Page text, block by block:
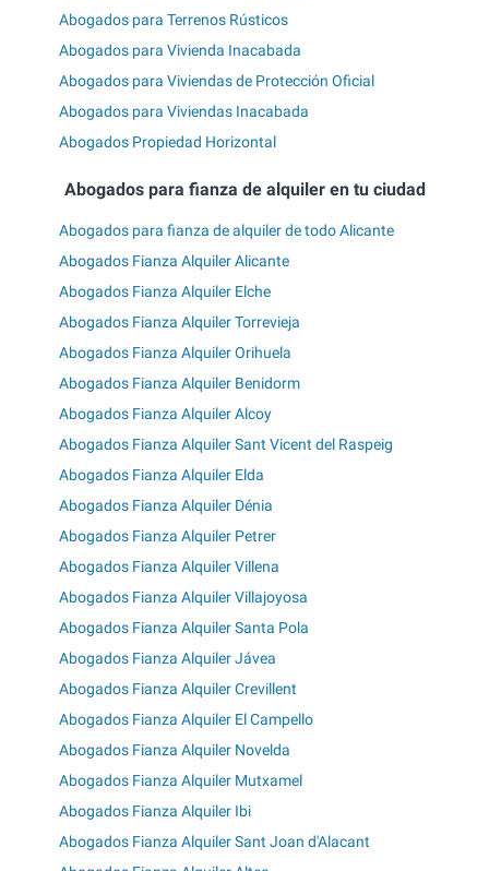
Abogados para Terrenos Rústicos
Abogados para Vivienda Inacabada
Abogados para Viviendas de Protección Oficial
Abogados para Viviendas Inacabada
Abogados Propiedad Horizontal
Abogados para fianza de alquiler en tu ciudad
Abogados para fianza de alquiler de todo Alicante
Abogados Fianza Alquiler Alicante
Abogados Fianza Alquiler Elche
Abogados Fianza Alquiler Torrevieja
Abogados Fianza Alquiler Orihuela
Abogados Fianza Alquiler Benidorm
Abogados Fianza Alquiler Alcoy
Abogados Fianza Alquiler Sant Vicent del Raspeig
Abogados Fianza Alquiler Elda
Abogados Fianza Alquiler Dénia
Abogados Fianza Alquiler Petrer
Abogados Fianza Alquiler Villena
Abogados Fianza Alquiler Villajoyosa
Abogados Fianza Alquiler Santa Pola
Abogados Fianza Alquiler Jávea
Abogados Fianza Alquiler Crevillent
Abogados Fianza Alquiler El Campello
Abogados Fianza Alquiler Novelda
Abogados Fianza Alquiler Mutxamel
Abogados Fianza Alquiler Ibi
Abogados Fianza Alquiler Sant Joan d'Alacant